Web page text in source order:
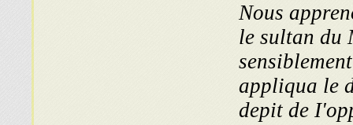
Nous
le sultan du
appliqua le
depit de